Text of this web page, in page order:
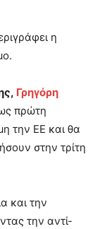
η
Γρηγόρη
πρώτη
την ΕΕ και θα
στην τρίτη
και την
την αντί-